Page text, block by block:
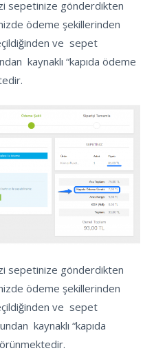
sepetinize gönderdikten
ödeme şekillerinden
ve sepet
kaynaklı “kapıda ödeme
sepetinize gönderdikten
ödeme şekillerinden
ve sepet
kaynaklı “kapıda